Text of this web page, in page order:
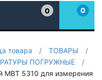
0
0
товара / ТОВАРЫ
/
ПОГРУЖНЫЕ
/
MBT 5310 для измерения